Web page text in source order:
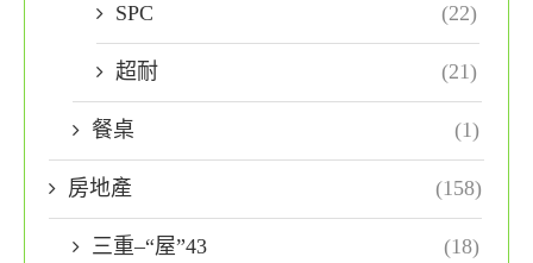
SPC (22)
超耐 (21)
餐桌 (1)
房地產 (158)
三重–“屋”43 (18)